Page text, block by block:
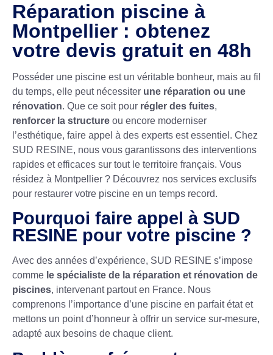
Réparation piscine à
Montpellier : obtenez
votre devis gratuit en 48h
Posséder une piscine est un véritable bonheur, mais au fil
du temps, elle peut nécessiter une réparation ou une
rénovation. Que ce soit pour régler des fuites,
renforcer la structure ou encore moderniser
l’esthétique, faire appel à des experts est essentiel. Chez
SUD RESINE, nous vous garantissons des interventions
rapides et efficaces sur tout le territoire français. Vous
résidez à Montpellier ? Découvrez nos services exclusifs
pour restaurer votre piscine en un temps record.
Pourquoi faire appel à SUD
RESINE pour votre piscine ?
Avec des années d’expérience, SUD RESINE s’impose
comme le spécialiste de la réparation et rénovation de
piscines, intervenant partout en France. Nous
comprenons l’importance d’une piscine en parfait état et
mettons un point d’honneur à offrir un service sur-mesure,
adapté aux besoins de chaque client.